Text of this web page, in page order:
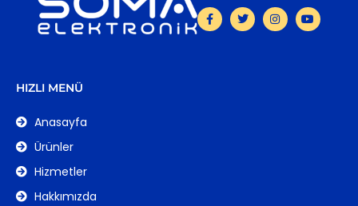
HIZLI MENÜ
Anasayfa
Ürünler
Hizmetler
Hakkımızda